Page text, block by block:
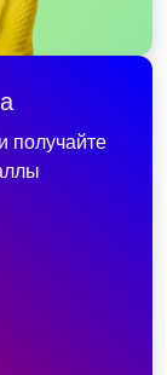
получайте